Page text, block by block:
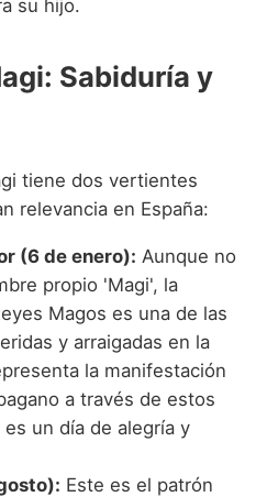
su hijo.
Sabiduría y
tiene dos vertientes
relevancia en España:
(6 de enero): Aunque no
propio 'Magi', la
Magos es una de las
y arraigadas en la
la manifestación
a través de estos
un día de alegría y
Este es el patrón